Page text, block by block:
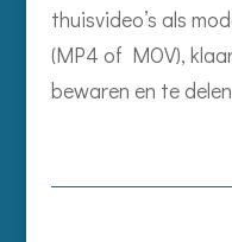
thuisvideo’s als
(MP4 of MOV),
bewaren en te